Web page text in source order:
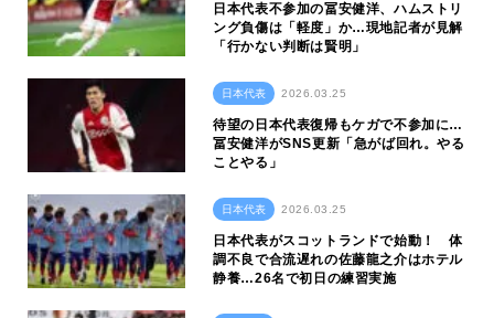
日本代表不参加の冨安健洋、ハムストリ
ング負傷は「軽度」か…現地記者が見解
「行かない判断は賢明」
日本代表 2026.03.25
待望の日本代表復帰もケガで不参加に…
冨安健洋がSNS更新「急がば回れ。やる
ことやる」
日本代表 2026.03.25
日本代表がスコットランドで始動！ 体
調不良で合流遅れの佐藤龍之介はホテル
静養…26名で初日の練習実施